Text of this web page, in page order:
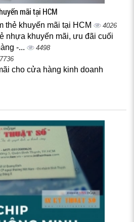
mãi tại HCM
thẻ khuyến mãi tại HCM 4026
nhựa khuyến mãi, ưu đãi cuối
-...
4498
7736
cho cửa hàng kinh doanh